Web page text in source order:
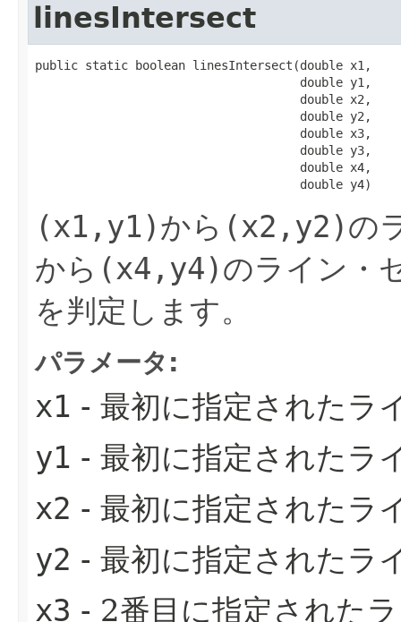
linesIntersect
public static boolean linesIntersect​(double x1,
                                     double y1,
                                     double x2,
                                     double y2,
                                     double x3,
                                     double y3,
                                     double x4,
                                     double y4)
(x1,y1)から (x2,y2)の
から (x4,y4)のライン・
を判定します。
パラメータ:
x1 - 最初に指定されたラ
y1 - 最初に指定されたラ
x2 - 最初に指定されたラ
y2 - 最初に指定されたラ
x3 - 2番目に指定された